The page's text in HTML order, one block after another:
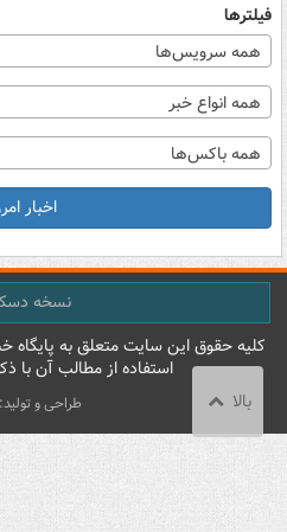
فیلترها
همه سرویس‌ها
همه انواع خبر
همه باکس‌ها
اخبار
نسخه
کليه حقوق اين سايت متعلق به پایگاه
استفاده از مطالب آن با
طراحی و بالا